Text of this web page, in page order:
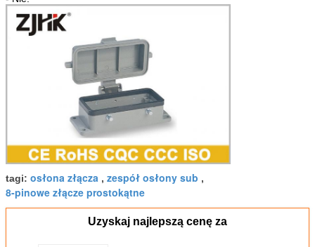
tagi: osłona złącza , zespół osłony sub ,
8-pinowe złącze prostokątne
Uzyskaj najlepszą cenę za